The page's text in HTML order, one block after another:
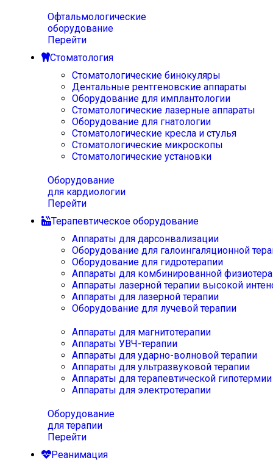
Офтальмологические
оборудование
Перейти
Стоматология
Стоматологические бинокуляры
Дентальные рентгеновские аппараты
Оборудование для имплантологии
Стоматологические лазерные аппараты
Оборудование для гнатологии
Стоматологические кресла и стулья
Стоматологические микроскопы
Стоматологические установки
Оборудование
для кардиологии
Перейти
Терапевтическое оборудование
Аппараты для дарсонвализации
Оборудование для галоингаляционной
Оборудование для гидротерапии
Аппараты для комбинированной
Аппараты лазерной терапии высокой
Аппараты для лазерной терапии
Оборудование для лучевой терапии
Аппараты для магнитотерапии
Аппараты УВЧ-терапии
Аппараты для ударно-волновой терапии
Аппараты для ультразвуковой терапии
Аппараты для терапевтической
Аппараты для электротерапии
Оборудование
для терапии
Перейти
Реанимация